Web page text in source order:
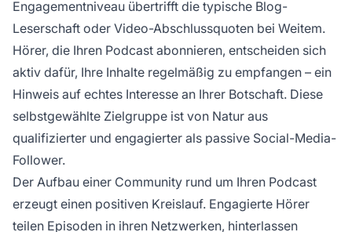
Engagementniveau übertrifft die typische Blog-
Leserschaft oder Video-Abschlussquoten bei Weitem.
Hörer, die Ihren Podcast abonnieren, entscheiden sich
aktiv dafür, Ihre Inhalte regelmäßig zu empfangen – ein
Hinweis auf echtes Interesse an Ihrer Botschaft. Diese
selbstgewählte Zielgruppe ist von Natur aus
qualifizierter und engagierter als passive Social-Media-
Follower.
Der Aufbau einer Community rund um Ihren Podcast
erzeugt einen positiven Kreislauf. Engagierte Hörer
teilen Episoden in ihren Netzwerken, hinterlassen